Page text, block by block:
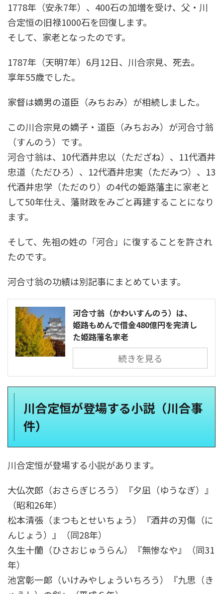
1778年（安永7年）、400石の加増を受け、父・川
合定恒の旧禄1000石を回復します。
そして、家老となったのです。
1787年（天明7年）6月12日、川合宗見、死去。
享年55歳でした。
家督は嫡男の道臣（みちおみ）が相続しました。
この川合宗見の嫡子・道臣（みちおみ）が河合寸翁
（すんのう）です。
河合寸翁は、10代酒井忠以（ただざね）、11代酒井
忠道（ただひろ）、12代酒井忠実（ただみつ）、13
代酒井忠学（ただのり）の4代の姫路藩主に家老と
して50年仕え、藩財政をみごと再建することになり
ます。
そして、先祖の姓の「河合」に復することを許され
たのです。
河合寸翁の功績は別記事にまとめています。
河合寸翁（かわいすんのう）は、
姫路もめんで借金480億円を完済し
た姫路藩名家老
続きを見る
川合定恒が登場する小説（川合事
件）
川合定恒が登場する小説があります。
大仏次郎（おさらぎじろう）『夕凪（ゆうなぎ）』
（昭和26年）
松本清張（まつもとせいちょう）『酒井の刃傷（に
んじょう）』（同28年）
久生十蘭（ひさおじゅうらん）『無惨なや』（同31
年）
池宮彰一郞（いけみやしょういちろう）『九思（き